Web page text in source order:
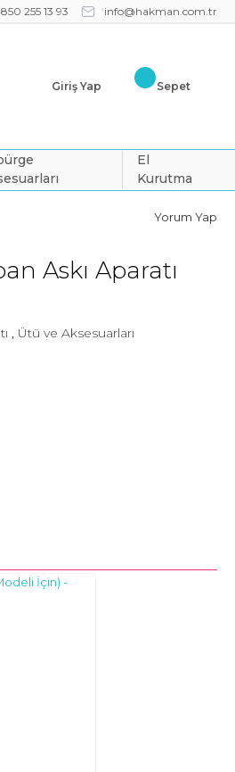
255 13 93 info@hakman.com.tr
Giriş Yap Sepet
El
Kurutma
Yorum Yap
Askı Aparatı
, Ütü ve Aksesuarları